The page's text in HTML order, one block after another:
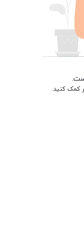
کمک کنید.